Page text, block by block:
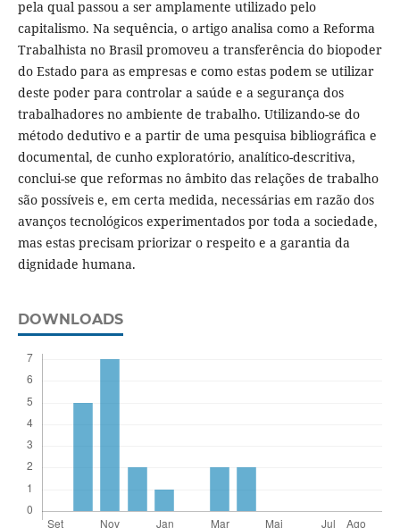
pela qual passou a ser amplamente utilizado pelo
capitalismo. Na sequência, o artigo analisa como a Reforma
Trabalhista no Brasil promoveu a transferência do biopoder
do Estado para as empresas e como estas podem se utilizar
deste poder para controlar a saúde e a segurança dos
trabalhadores no ambiente de trabalho. Utilizando-se do
método dedutivo e a partir de uma pesquisa bibliográfica e
documental, de cunho exploratório, analítico-descritiva,
conclui-se que reformas no âmbito das relações de trabalho
são possíveis e, em certa medida, necessárias em razão dos
avanços tecnológicos experimentados por toda a sociedade,
mas estas precisam priorizar o respeito e a garantia da
dignidade humana.
DOWNLOADS